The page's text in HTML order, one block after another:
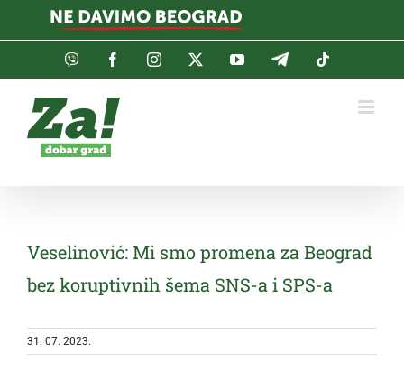
Viber FacebookInstagramTwitterYouTubeTelegram
Veselinović: Mi smo promena za Beograd
bez koruptivnih šema SNS-a i SPS-a
31. 07. 2023.